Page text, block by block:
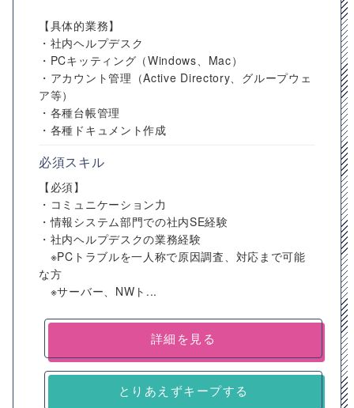
【具体的業務】
・社内ヘルプデスク
・PCキッティング（Windows、Mac）
・アカウント管理（Active Directory、グループウェ
ア等）
・各種台帳管理
・各種ドキュメント作成
必須スキル
【必須】
・コミュニケーション力
・情報システム部門での社内SE経験
・社内ヘルプデスクの業務経験
※PCトラブルを一人称で原因調査、対応まで可能
な方
※サーバー、NWト...
詳細を見る
とりあえずキープする